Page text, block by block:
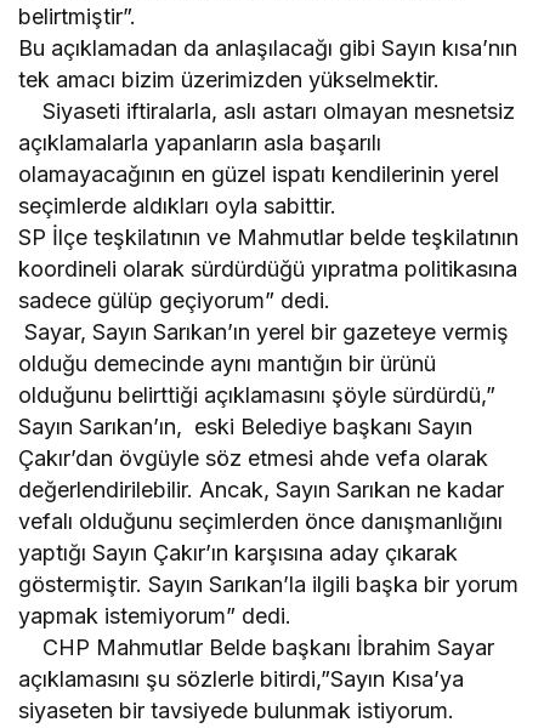
belirtmiştir”.
Bu açıklamadan da anlaşılacağı gibi Sayın kısa’nın
tek amacı bizim üzerimizden yükselmektir.
Siyaseti iftiralarla, aslı astarı olmayan mesnetsiz
açıklamalarla yapanların asla başarılı
olamayacağının en güzel ispatı kendilerinin yerel
seçimlerde aldıkları oyla sabittir.
SP İlçe teşkilatının ve Mahmutlar belde teşkilatının
koordineli olarak sürdürdüğü yıpratma politikasına
sadece gülüp geçiyorum” dedi.
Sayar, Sayın Sarıkan’ın yerel bir gazeteye vermiş
olduğu demecinde aynı mantığın bir ürünü
olduğunu belirttiği açıklamasını şöyle sürdürdü,”
Sayın Sarıkan’ın, eski Belediye başkanı Sayın
Çakır’dan övgüyle söz etmesi ahde vefa olarak
değerlendirilebilir. Ancak, Sayın Sarıkan ne kadar
vefalı olduğunu seçimlerden önce danışmanlığını
yaptığı Sayın Çakır’ın karşısına aday çıkarak
göstermiştir. Sayın Sarıkan’la ilgili başka bir yorum
yapmak istemiyorum” dedi.
CHP Mahmutlar Belde başkanı İbrahim Sayar
açıklamasını şu sözlerle bitirdi,”Sayın Kısa’ya
siyaseten bir tavsiyede bulunmak istiyorum.